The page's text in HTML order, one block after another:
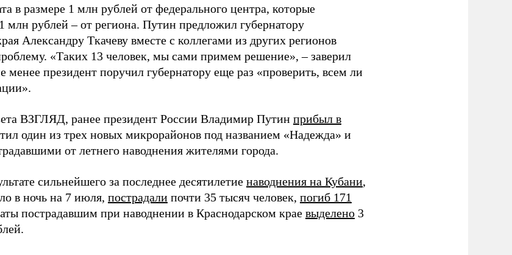
в размере 1 млн рублей от федерального центра, которые
млн рублей – от региона. Путин предложил губернатору
Александру Ткачеву вместе с коллегами из других регионов
«Таких 13 человек, мы сами примем решение», – заверил
менее президент поручил губернатору еще раз «проверить, всем ли
ВЗГЛЯД, ранее президент России Владимир Путин прибыл в
один из трех новых микрорайонов под названием «Надежда» и
от летнего наводнения жителями города.
сильнейшего за последнее десятилетие наводнения на Кубани,
в ночь на 7 июля, пострадали почти 35 тысяч человек, погиб 171
пострадавшим при наводнении в Краснодарском крае выделено 3